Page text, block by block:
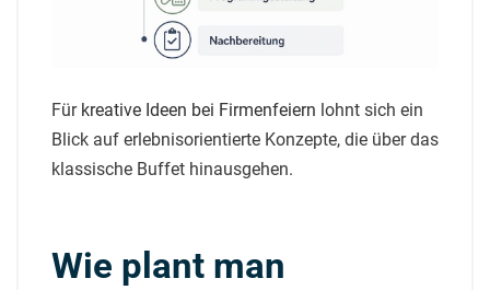
Für kreative Ideen bei Firmenfeiern lohnt sich ein
Blick auf erlebnisorientierte Konzepte, die über das
klassische Buffet hinausgehen.
Wie plant man